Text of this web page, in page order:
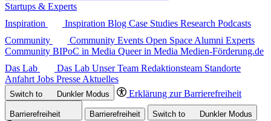
Startups & Experts
Inspiration
Inspiration Blog Case Studies Research Podcasts
Community
Community Events Open Space Alumni Experts
Community BIPoC in Media Queer in Media Medien-Förderung.de
Das Lab
Das Lab Unser Team Redaktionsteam Standorte
Anfahrt Jobs Presse Aktuelles
Switch to DunklerModus Erklärung zur Barrierefreiheit
Barrierefreiheit Barrierefreiheit Switch to DunklerModus